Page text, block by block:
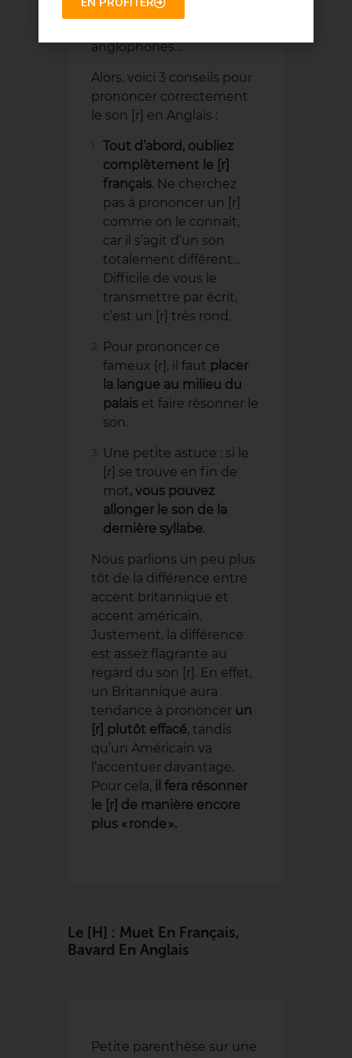
quelque peu les oreilles de
anglophones…
Alors, voici 3 conseils pour
prononcer correctement
le son [r] en Anglais :
Tout d’abord, oubliez
complètement le [r]
français. Ne cherchez
pas à prononcer un [r]
comme on le connait,
car il s’agit d’un son
totalement différent…
Difficile de vous le
transmettre par écrit,
c’est un [r] très rond.
Pour prononcer ce
fameux [r], il faut placer
la langue au milieu du
palais et faire résonner le
son.
Une petite astuce : si le
[r] se trouve en fin de
mot, vous pouvez
allonger le son de la
dernière syllabe.
Nous parlions un peu plus
tôt de la différence entre
accent britannique et
accent américain.
Justement, la différence
est assez flagrante au
regard du son [r]. En effet,
un Britannique aura
tendance à prononcer un
[r] plutôt effacé, tandis
qu’un Américain va
l’accentuer davantage.
Pour cela, il fera résonner
le [r] de manière encore
plus « ronde ».
Le [h] : Muet En Français,
Bavard En Anglais
Petite parenthèse sur une